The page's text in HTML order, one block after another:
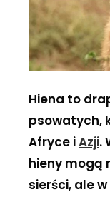
Hiena to
psowatych,
Afryce iAzji.
hieny mogą
sierści, ale